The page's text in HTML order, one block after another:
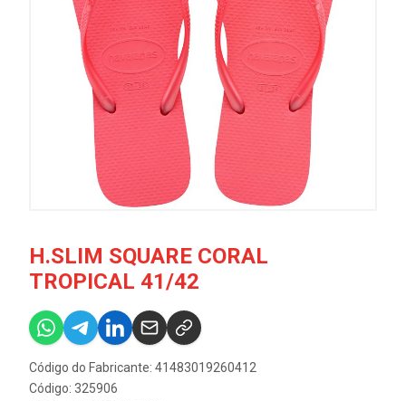
H.SLIM SQUARE CORAL
TROPICAL 41/42
Código do Fabricante: 41483019260412
Código: 325906